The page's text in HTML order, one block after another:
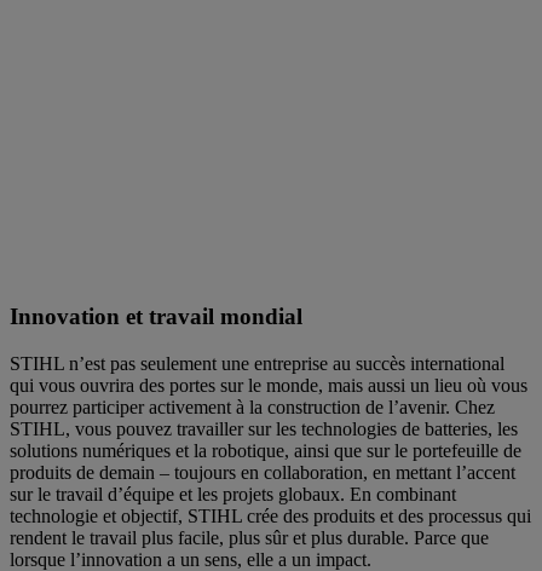
Innovation et travail mondial
STIHL n’est pas seulement une entreprise au succès international
qui vous ouvrira des portes sur le monde, mais aussi un lieu où vous
pourrez participer activement à la construction de l’avenir. Chez
STIHL, vous pouvez travailler sur les technologies de batteries, les
solutions numériques et la robotique, ainsi que sur le portefeuille de
produits de demain – toujours en collaboration, en mettant l’accent
sur le travail d’équipe et les projets globaux. En combinant
technologie et objectif, STIHL crée des produits et des processus qui
rendent le travail plus facile, plus sûr et plus durable. Parce que
lorsque l’innovation a un sens, elle a un impact.